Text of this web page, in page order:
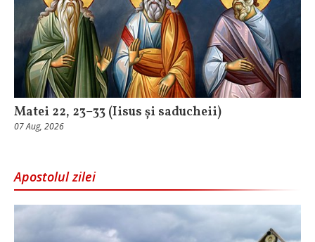
Matei 22, 23–33 (Iisus și saducheii)
07 Aug, 2026
Apostolul zilei